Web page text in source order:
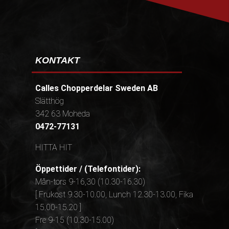
KONTAKT
Calles Chopperdelar Sweden AB
Slätthög
342 63 Moheda
0472-77131
HITTA HIT
Öppettider / (Telefontider):
Mån-tors 9-16,30 (10.30-16.30)
[ Frukost 9.30-10.00, Lunch 12.30-13.00, Fika
15.00-15.20 ]
Fre 9-15 (10.30-15.00)